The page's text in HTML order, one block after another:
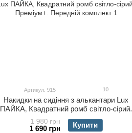
Артикул: 915 10
Накидки на сидіння з алькантари Lux
ПАЙКА, Квадратний ромб світло-сірий.
Преміум+. Передній комплект
1 980 грн
1 690 грн Купити